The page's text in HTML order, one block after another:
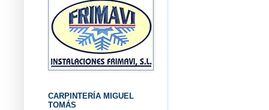
CARPINTERÍA MIGUEL
TOMÁS